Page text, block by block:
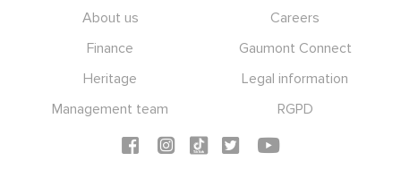
About us
Careers
Finance
Gaumont Connect
Heritage
Legal information
Management team
RGPD
Social icons